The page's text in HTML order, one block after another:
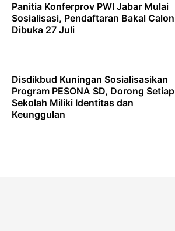
Panitia Konferprov PWI Jabar Mulai
Sosialisasi, Pendaftaran Bakal Calon
Dibuka 27 Juli
Disdikbud Kuningan Sosialisasikan
Program PESONA SD, Dorong Setiap
Sekolah Miliki Identitas dan
Keunggulan